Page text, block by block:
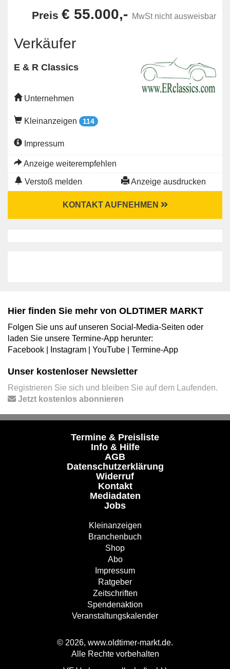
Preis € 55.000,- MwSt nicht ausweisbar
Verkäufer
E & R Classics
Unternehmen
Kleinanzeigen 114
Impressum
Anzeige weiterempfehlen
Verstoß melden Anzeige ausdrucken
KONTAKT AUFNEHMEN
Hier finden Sie mehr von OLDTIMER MARKT
Folgen Sie uns auf unseren Social-Media-Seiten oder
laden Sie unsere Termine-App herunter:
Facebook
Instagram YouTube Termine-App
Unser kostenloser Newsletter
Registrieren Sie sich und bleiben Sie auf dem Laufenden.
Jetzt kostenlos abonnieren
Termine & Preisliste
Info & Hilfe
AGB
Datenschutzerklärung
Widerruf
Kontakt
Mediadaten
Jobs
Kleinanzeigen
Branchenbuch
Shop
Abo
Impressum
Ratgeber
Zeitschriften
Spendenaktion
Veranstaltungskalender
© 2026, www.oldtimer-markt.de.
Alle Rechte vorbehalten